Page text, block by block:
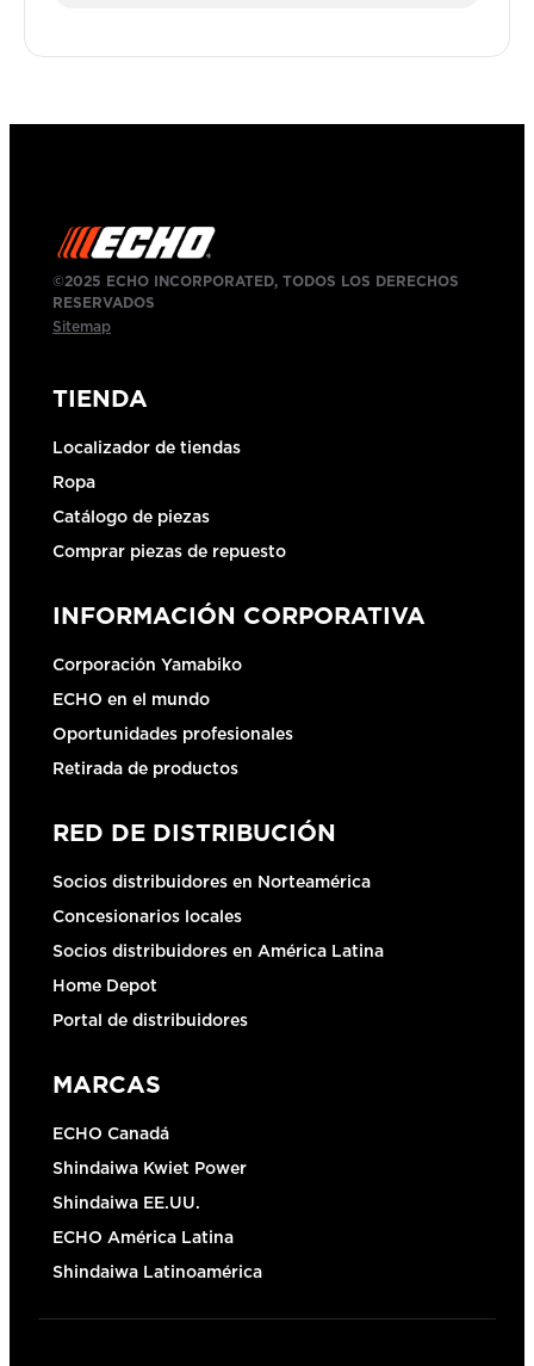
©2025 ECHO INCORPORATED, TODOS LOS DERECHOS
RESERVADOS
Sitemap
TIENDA
Localizador de tiendas
Ropa
Catálogo de piezas
Comprar piezas de repuesto
INFORMACIÓN CORPORATIVA
Corporación Yamabiko
ECHO en el mundo
Oportunidades profesionales
Retirada de productos
RED DE DISTRIBUCIÓN
Socios distribuidores en Norteamérica
Concesionarios locales
Socios distribuidores en América Latina
Home Depot
Portal de distribuidores
MARCAS
ECHO Canadá
Shindaiwa Kwiet Power
Shindaiwa EE.UU.
ECHO América Latina
Shindaiwa Latinoamérica